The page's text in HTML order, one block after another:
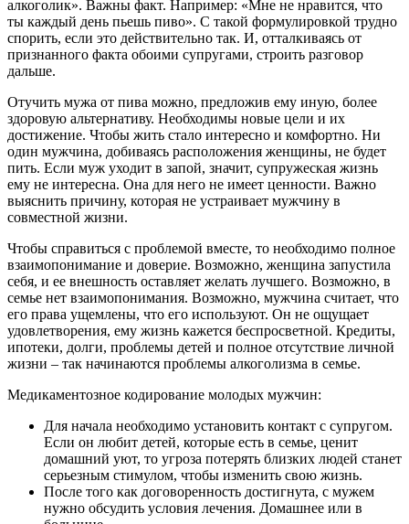
алкоголик». Важны факт. Например: «Мне не нравится, что
ты каждый день пьешь пиво». С такой формулировкой трудно
спорить, если это действительно так. И, отталкиваясь от
признанного факта обоими супругами, строить разговор
дальше.
Отучить мужа от пива можно, предложив ему иную, более
здоровую альтернативу. Необходимы новые цели и их
достижение. Чтобы жить стало интересно и комфортно. Ни
один мужчина, добиваясь расположения женщины, не будет
пить. Если муж уходит в запой, значит, супружеская жизнь
ему не интересна. Она для него не имеет ценности. Важно
выяснить причину, которая не устраивает мужчину в
совместной жизни.
Чтобы справиться с проблемой вместе, то необходимо полное
взаимопонимание и доверие. Возможно, женщина запустила
себя, и ее внешность оставляет желать лучшего. Возможно, в
семье нет взаимопонимания. Возможно, мужчина считает, что
его права ущемлены, что его используют. Он не ощущает
удовлетворения, ему жизнь кажется беспросветной. Кредиты,
ипотеки, долги, проблемы детей и полное отсутствие личной
жизни – так начинаются проблемы алкоголизма в семье.
Медикаментозное кодирование молодых мужчин:
Для начала необходимо установить контакт с супругом.
Если он любит детей, которые есть в семье, ценит
домашний уют, то угроза потерять близких людей станет
серьезным стимулом, чтобы изменить свою жизнь.
После того как договоренность достигнута, с мужем
нужно обсудить условия лечения. Домашнее или в